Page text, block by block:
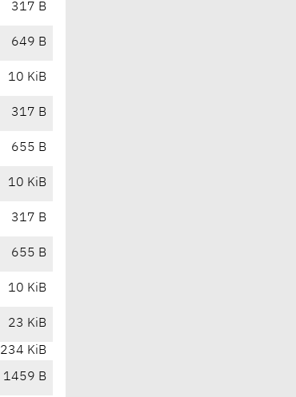
317 B
649 B
10 KiB
317 B
655 B
10 KiB
317 B
655 B
10 KiB
23 KiB
234 KiB
1459 B